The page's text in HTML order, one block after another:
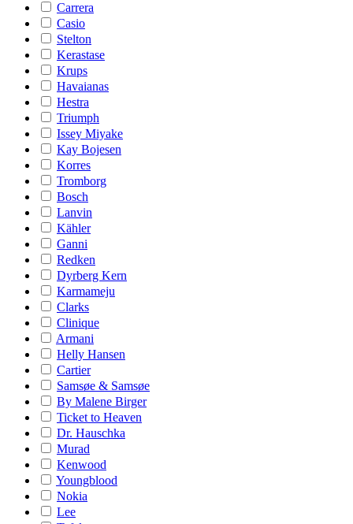
Carrera
Casio
Stelton
Kerastase
Krups
Havaianas
Hestra
Triumph
Issey Miyake
Kay Bojesen
Korres
Tromborg
Bosch
Lanvin
Kähler
Ganni
Redken
Dyrberg Kern
Karmameju
Clarks
Clinique
Armani
Helly Hansen
Cartier
Samsøe & Samsøe
By Malene Birger
Ticket to Heaven
Dr. Hauschka
Murad
Kenwood
Youngblood
Nokia
Lee